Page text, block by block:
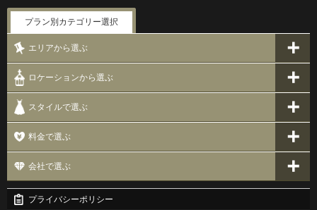
プラン別カテゴリー選択
エリアから選ぶ
ロケーションから選ぶ
スタイルで選ぶ
料金で選ぶ
会社で選ぶ
プライバシーポリシー